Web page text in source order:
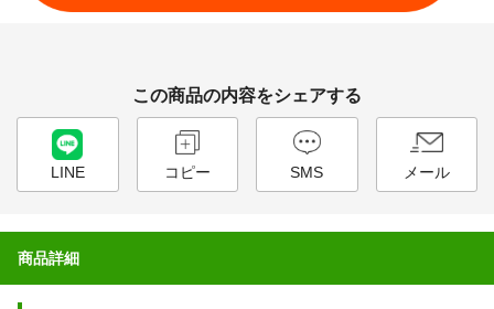
この商品の内容をシェアする
LINE コピー SMS メール
商品詳細